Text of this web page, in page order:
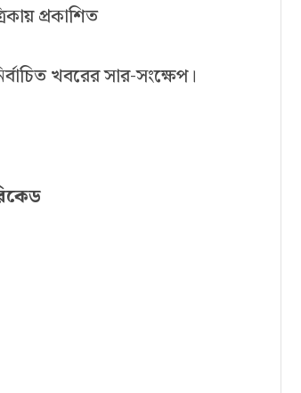
প্রকাশিত
খবরের সার-সংক্ষেপ।